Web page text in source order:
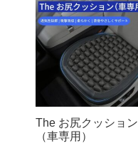
The お尻クッション
（車専用）